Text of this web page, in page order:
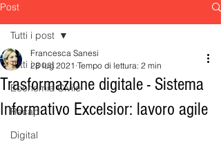
Post
Tutti i post
Economia Civile
Recap
Digital
Tutti i post
Trasformazione digitale - Sistema
Informativo Excelsior: lavoro agile
Francesca Sanesi
28 lug 2021 Tempo di lettura: 2 min